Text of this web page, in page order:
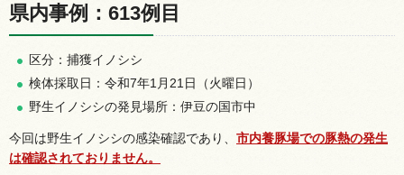
県内事例：613例目
区分：捕獲イノシシ
検体採取日：令和7年1月21日（火曜日）
野生イノシシの発見場所：伊豆の国市中
今回は野生イノシシの感染確認であり、 市内養豚場での豚熱の発生
は確認されておりません。